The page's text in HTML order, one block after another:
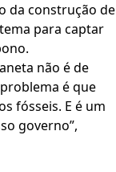
da construção de
para captar
não é de
é que
fósseis. E é um
governo”,